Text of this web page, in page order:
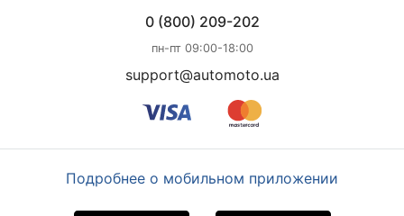
0 (800) 209-202
пн-пт 09:00-18:00
support@automoto.ua
Подробнее о мобильном приложении